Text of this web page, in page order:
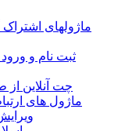
ماژولهای
ثبت نام و
چت آنلاین
ماژول های